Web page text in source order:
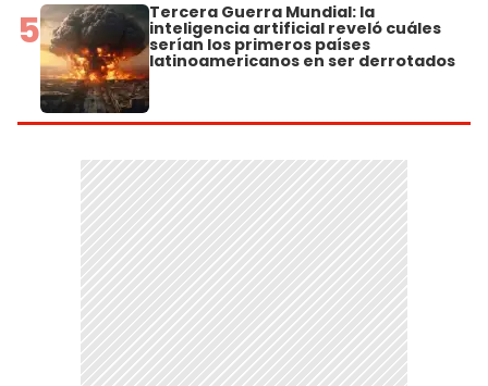
5 Tercera Guerra Mundial: la
inteligencia artificial reveló cuáles
serían los primeros países
latinoamericanos en ser derrotados